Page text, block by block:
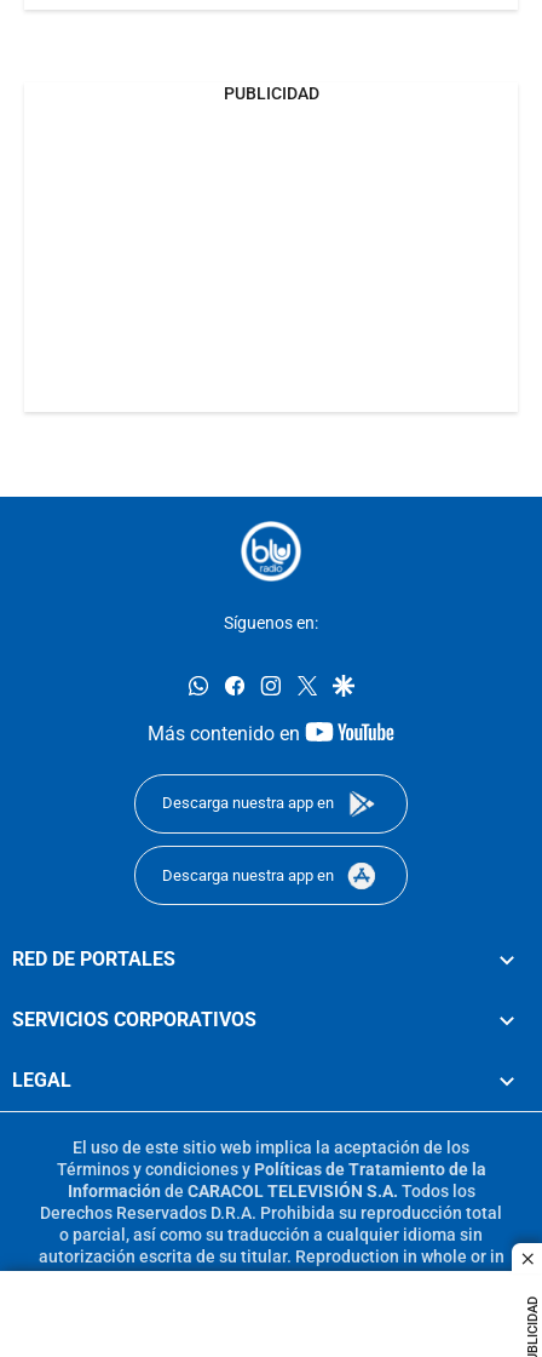
PUBLICIDAD
PUBLICIDAD
Síguenos en:
whatsappfacebookinstagram
twittergoogle
Más contenido en
youtube-
Descarga nuestra app en
Descarga nuestra app en
RED DE PORTALES
SERVICIOS CORPORATIVOS
LEGAL
El uso de este sitio web implica la aceptación de los
Términos y condicionesy Políticas de Tratamiento de la
Información de CARACOL TELEVISIÓN S.A. Todos los
Derechos Reservados D.R.A. Prohibida su reproducción total
o parcial, así como su traducción a cualquier idioma sin
autorización escrita de su titular. Reproduction in whole or in